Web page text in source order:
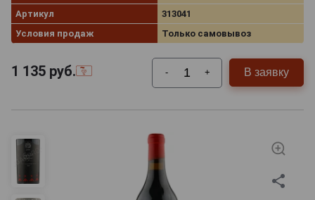
Артикул
313041
Условия продаж
Только самовывоз
1 135 руб. - + В заявку